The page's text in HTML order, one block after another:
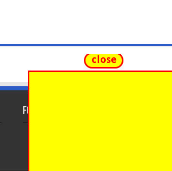
FOLLOW US
close